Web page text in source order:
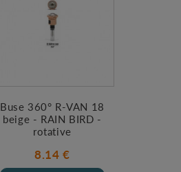
Buse 360° R-VAN 18
beige - RAIN BIRD -
rotative
8.14 €